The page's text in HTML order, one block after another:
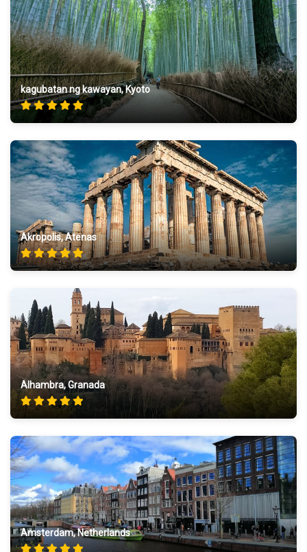
kagubatan ng kawayan, Kyoto
Akropolis, Atenas
Alhambra, Granada
Amsterdam, Netherlands